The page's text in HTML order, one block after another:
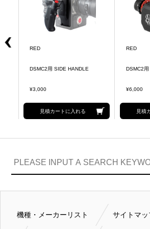
RED
DSMC2用 SIDE HANDLE
¥3,000
見積カートに入れる
RED
DSMC2
¥6,000
見積
機種・メーカーリスト サイトマッ